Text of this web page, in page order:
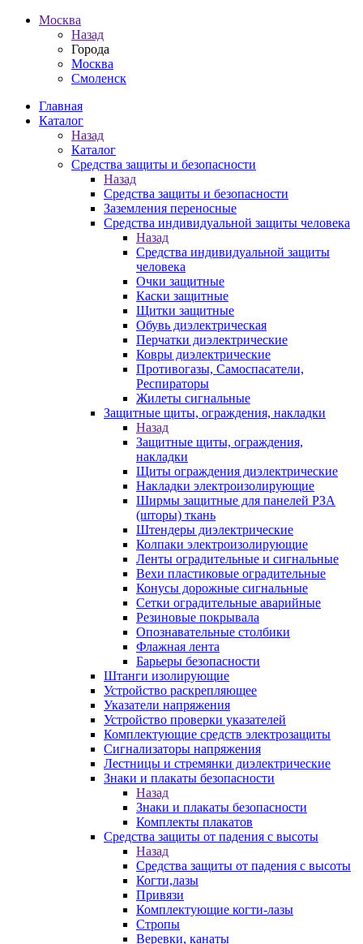
Москва
Назад
Города
Москва
Смоленск
Главная
Каталог
Назад
Каталог
Средства защиты и безопасности
Назад
Средства защиты и безопасности
Заземления переносные
Средства индивидуальной защиты человека
Назад
Средства индивидуальной защиты
человека
Очки защитные
Каски защитные
Щитки защитные
Обувь диэлектрическая
Перчатки диэлектрические
Ковры диэлектрические
Противогазы, Самоспасатели,
Респираторы
Жилеты сигнальные
Защитные щиты, ограждения, накладки
Назад
Защитные щиты, ограждения,
накладки
Щиты ограждения диэлектрические
Накладки электроизолирующие
Ширмы защитные для панелей РЗА
(шторы) ткань
Штендеры диэлектрические
Колпаки электроизолирующие
Ленты оградительные и сигнальные
Вехи пластиковые оградительные
Конусы дорожные сигнальные
Сетки оградительные аварийные
Резиновые покрывала
Опознавательные столбики
Флажная лента
Барьеры безопасности
Штанги изолирующие
Устройство раскрепляющее
Указатели напряжения
Устройство проверки указателей
Комплектующие средств электрозащиты
Сигнализаторы напряжения
Лестницы и стремянки диэлектрические
Знаки и плакаты безопасности
Назад
Знаки и плакаты безопасности
Комплекты плакатов
Средства защиты от падения с высоты
Назад
Средства защиты от падения с высоты
Когти,лазы
Привязи
Комплектующие когти-лазы
Стропы
Веревки, канаты